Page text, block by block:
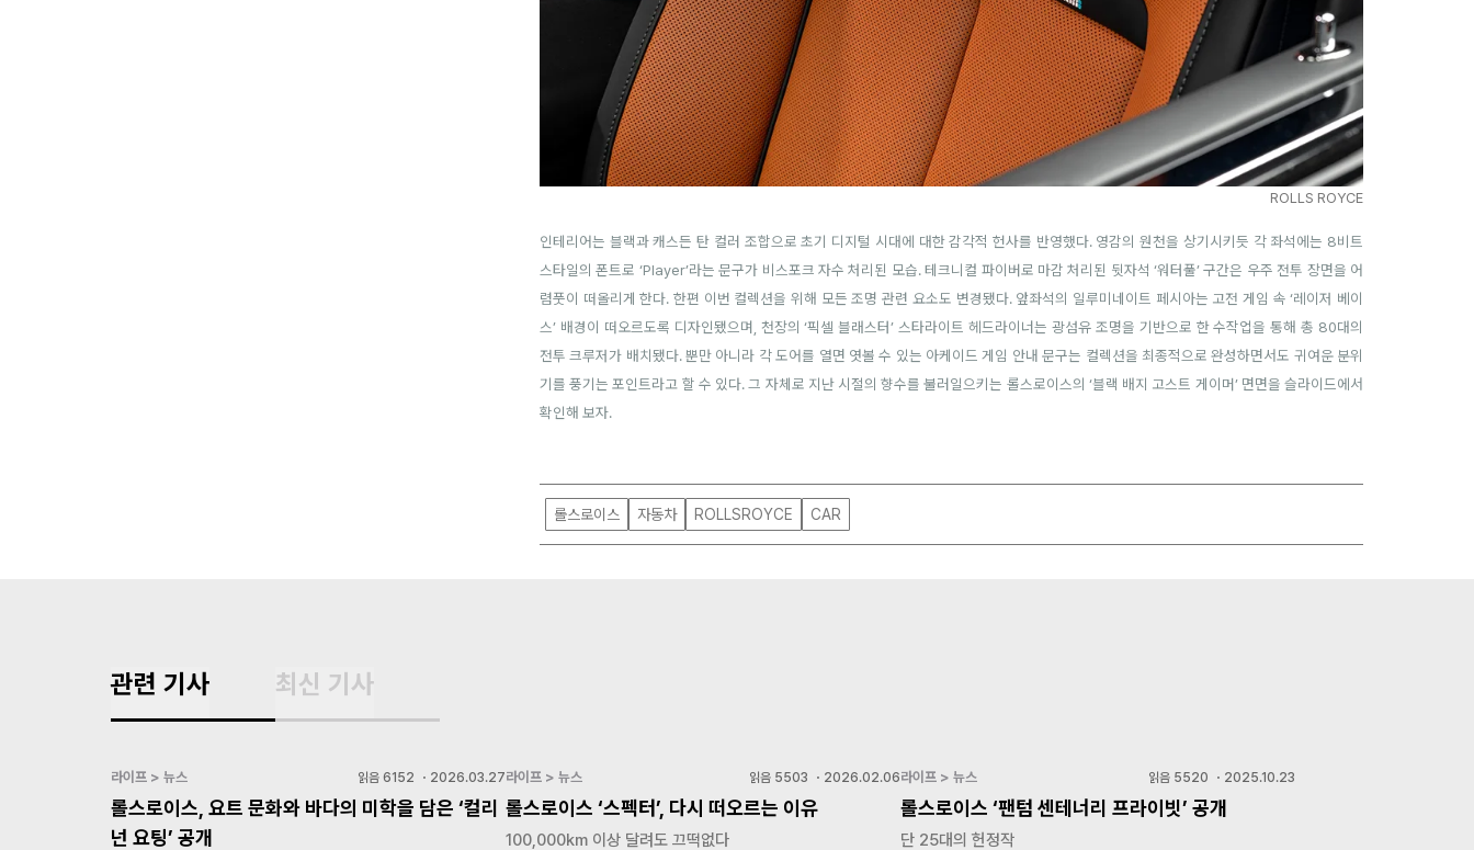
ROLLS ROYCE
인테리어는 블랙과 캐스든 탄 컬러 조합으로 초기 디지털 시대에 대한 감각적 헌사를 반영했다. 영감의 원천을 상기시키듯 각 좌석에는 8비트
스타일의 폰트로 ‘Player’라는 문구가 비스포크 자수 처리된 모습.테크니컬 파이버로 마감 처리된 뒷자석 ‘워터풀’구간은 우주 전투 장면을 어
렴풋이 떠올리게 한다.한편 이번 컬렉션을 위해 모든 조명 관련 요소도 변경됐다. 앞좌석의 일루미네이트 페시아는 고전 게임 속 ‘레이저 베이
스’ 배경이 떠오르도록 디자인됐으며 천장의 ‘픽셀 블래스터’ 스타라이트 헤드라이너는 광섬유 조명을 기반으로 한 수작업을 통해 총 80대의
전투 크루저가 배치됐다.뿐만 아니라 각 도어를 열면 엿볼 수 있는 아케이드 게임 안내 문구는 컬렉션을 최종적으로 완성하면서도 귀여운 분위
기를 풍기는 포인트라고 할 수 있다.그 자체로 지난 시절의 향수를 불러일으키는 롤스로이스의 ‘블랙 배지 고스트 게이머’ 면면을 슬라이드에서
확인해 보자.
롤스로이스 자동차 ROLLSROYCE CAR
관련 기사 최신 기사
라이프 > 뉴스 읽음 6152 ・ 2026.03.27
롤스로이스, 요트 문화와 바다의 미학을 담은 ‘컬리
넌 요팅’ 공개
라이프 > 뉴스 읽음 5503 ・ 2026.02.06
롤스로이스 ‘스펙터’, 다시 떠오르는 이유
100,000km 이상 달려도 끄떡없다
라이프 > 뉴스 읽음 5520 ・ 2025.10.23
롤스로이스 ‘팬텀 센테너리 프라이빗’ 공개
단 25대의 헌정작